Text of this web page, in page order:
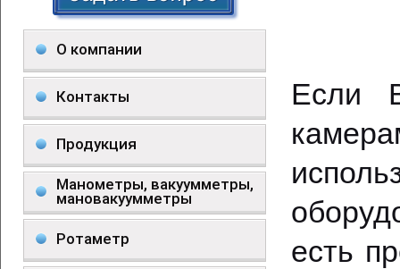
О компании
Контакты
Продукция
Манометры, вакуумметры,
мановакуумметры
Ротаметр
Если
есть